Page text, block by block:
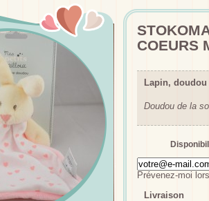
COEURS
Lapin, doudou
Doudou de la
Prévenez-moi
Livraison